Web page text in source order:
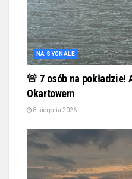
NA SYGNALE
🚨 7 osób na pokładzie!
Okartowem
8 sierpnia 2026